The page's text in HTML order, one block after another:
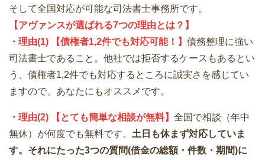
そして全国対応が可能な司法書士事務所です。
【アヴァンスが選ばれる7つの理由とは？】
・理由(1) 【債権者1,2件でも対応可能！】 債務整理に強い
司法書士であること。他社では拒否するケースもあるとい
う、債権者1,2件でも対応するところに誠実さを感じてい
ますので、あなたにもオススメです。
・理由(2) 【とても簡単な相談が無料】 全国で相談（年中
無休）が何度でも無料です。 土日も休まず対応していま
す。それにたった3つの質問(借金の総額・件数・期間)に